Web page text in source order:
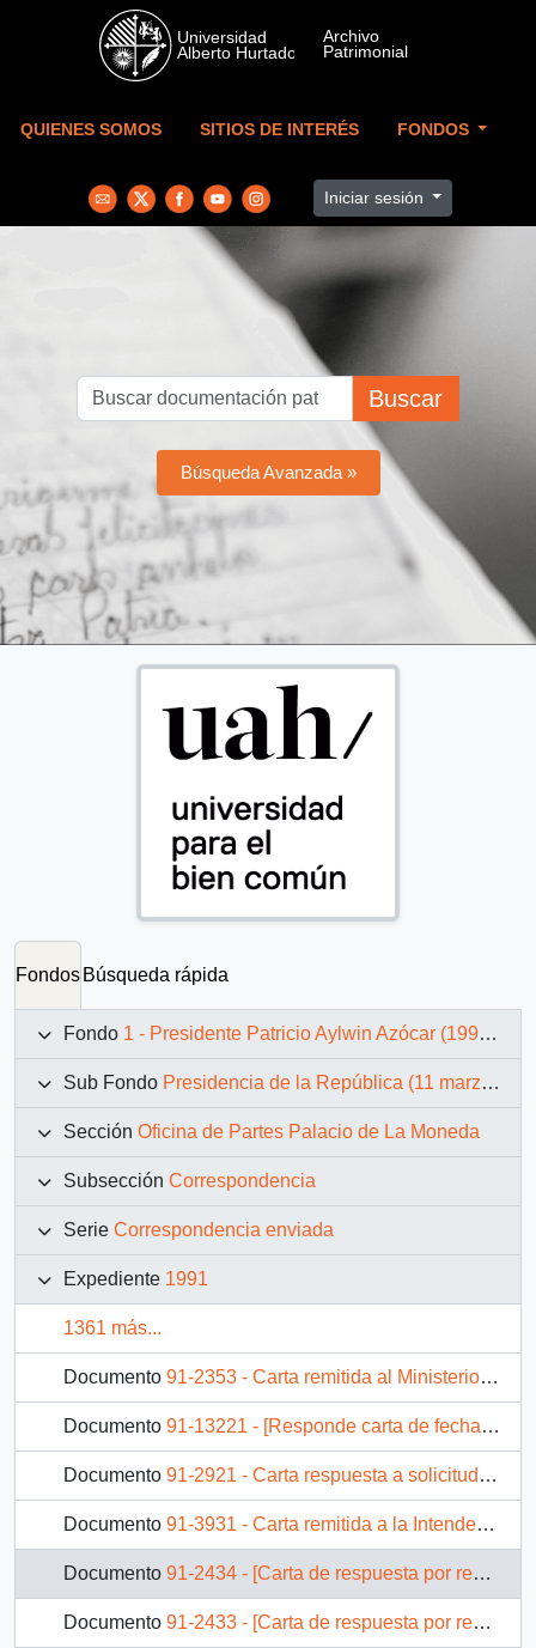
Skip to main content
QUIENES SOMOS SITIOS DE INTERÉS FONDOS
Iniciar sesión
Buscar
Búsqueda Avanzada »
Fondos Búsqueda rápida
Fondo 1 - Presidente Patricio Aylwin Azócar (1990-1994)
Sub Fondo Presidencia de la República (11 marzo 1990 – 11 marzo 1994)
Sección Oficina de Partes Palacio de La Moneda
Subsección Correspondencia
Serie Correspondencia enviada
Expediente 1991
1361 más...
Documento 91-2353 - Carta remitida al Ministerio de Justicia, mediante OF. GAB. PRES.
Documento 91-13221 - [Responde carta de fecha 1 de julio en relación a privación de libertad por motivos políticos]
Documento 91-2921 - Carta respuesta a solicitud de ayuda para conseguir la Beca Presidente de la República para una hija.
Documento 91-3931 - Carta remitida a la Intendencia Región Metropolitana, mediante Of. GAB. PRES.
Documento 91-2434 - [Carta de respuesta por remisión de correspondencia enviada al Presidente, redirigiéndola al Ministerio del Trabajo y Previsión Social]
Documento 91-2433 - [Carta de respuesta por remisión de correspondencia enviada al Presidente, dirigiéndola al Ministerio de Vivienda y Urbanismo]